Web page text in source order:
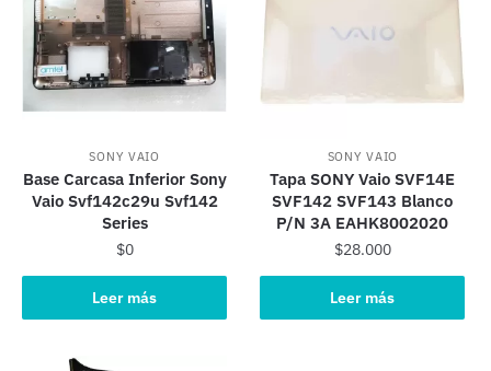
SONY VAIO
Base Carcasa Inferior Sony
Vaio Svf142c29u Svf142
Series
$0
Leer más
SONY VAIO
Tapa SONY Vaio SVF14E
SVF142 SVF143 Blanco
P/N 3A EAHK8002020
$28.000
Leer más